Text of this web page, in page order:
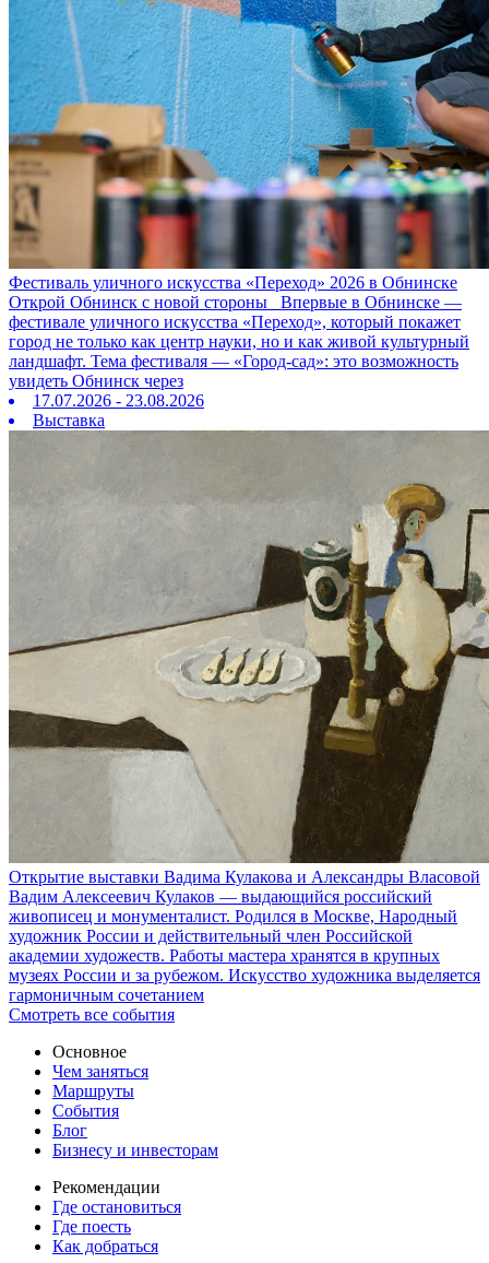
Фестиваль уличного искусства «Переход» 2026 в Обнинске
Открой Обнинск с новой стороны Впервые в Обнинске —
фестивале уличного искусства «Переход», который покажет
город не только как центр науки, но и как живой культурный
ландшафт. Тема фестиваля — «Город‑сад»: это возможность
увидеть Обнинск через
17.07.2026 - 23.08.2026
Выставка
Открытие выставки Вадима Кулакова и Александры Власовой
Вадим Алексеевич Кулаков — выдающийся российский
живописец и монументалист. Родился в Москве, Народный
художник России и действительный член Российской
академии художеств. Работы мастера хранятся в крупных
музеях России и за рубежом. Искусство художника выделяется
гармоничным сочетанием
Смотреть все события
Основное
Чем заняться
Маршруты
События
Блог
Бизнесу и инвесторам
Рекомендации
Где остановиться
Где поесть
Как добраться